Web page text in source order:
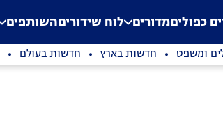
Application error: a
. כפוליםמדורים לוח שידוריםהשותפים
ומשפט חדשות בארץ חדשות בעולם